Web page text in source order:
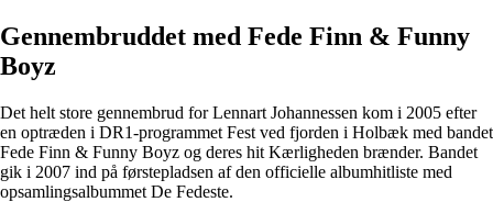
Gennembruddet med Fede Finn & Funny
Boyz
Det helt store gennembrud for Lennart Johannessen kom i 2005 efter
en optræden i DR1-programmet Fest ved fjorden i Holbæk med bandet
Fede Finn & Funny Boyz og deres hit Kærligheden brænder. Bandet
gik i 2007 ind på førstepladsen af den officielle albumhitliste med
opsamlingsalbummet De Fedeste.